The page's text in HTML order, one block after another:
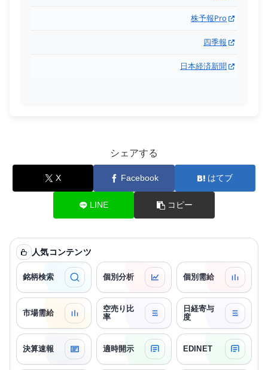
株予報Pro
四季報
日本経済新聞
シェアする
X Facebook はてブ
LINE コピー
人気コンテンツ
銘柄検索 個別分析 個別需給
市場需給
空売り比
率
日経寄与
度
決算速報 適時開示 EDINET